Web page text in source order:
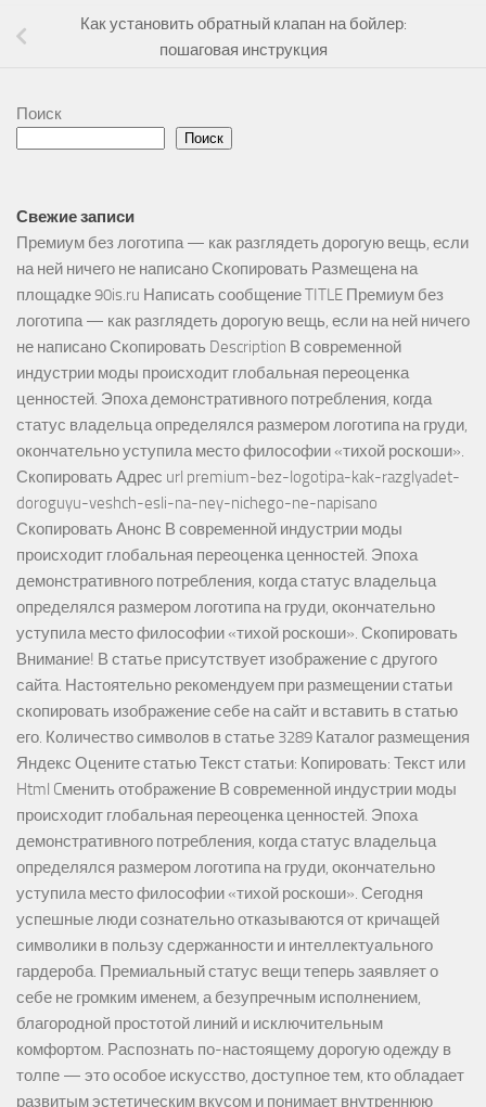
Как установить обратный клапан на бойлер:
пошаговая инструкция
Поиск
Поиск
Свежие записи
Премиум без логотипа — как разглядеть дорогую вещь, если
на ней ничего не написано Скопировать Размещена на
площадке 90is.ru Написать сообщение TITLE Премиум без
логотипа — как разглядеть дорогую вещь, если на ней ничего
не написано Скопировать Description В современной
индустрии моды происходит глобальная переоценка
ценностей. Эпоха демонстративного потребления, когда
статус владельца определялся размером логотипа на груди,
окончательно уступила место философии «тихой роскоши».
Скопировать Адрес url premium-bez-logotipa-kak-razglyadet-
doroguyu-veshch-esli-na-ney-nichego-ne-napisano
Скопировать Анонс В современной индустрии моды
происходит глобальная переоценка ценностей. Эпоха
демонстративного потребления, когда статус владельца
определялся размером логотипа на груди, окончательно
уступила место философии «тихой роскоши». Скопировать
Внимание! В статье присутствует изображение с другого
сайта. Настоятельно рекомендуем при размещении статьи
скопировать изображение себе на сайт и вставить в статью
его. Количество символов в статье 3289 Каталог размещения
Яндекс Оцените статью Текст статьи: Копировать: Текст или
Html Cменить отображение В современной индустрии моды
происходит глобальная переоценка ценностей. Эпоха
демонстративного потребления, когда статус владельца
определялся размером логотипа на груди, окончательно
уступила место философии «тихой роскоши». Сегодня
успешные люди сознательно отказываются от кричащей
символики в пользу сдержанности и интеллектуального
гардероба. Премиальный статус вещи теперь заявляет о
себе не громким именем, а безупречным исполнением,
благородной простотой линий и исключительным
комфортом. Распознать по-настоящему дорогую одежду в
толпе — это особое искусство, доступное тем, кто обладает
развитым эстетическим вкусом и понимает внутреннюю